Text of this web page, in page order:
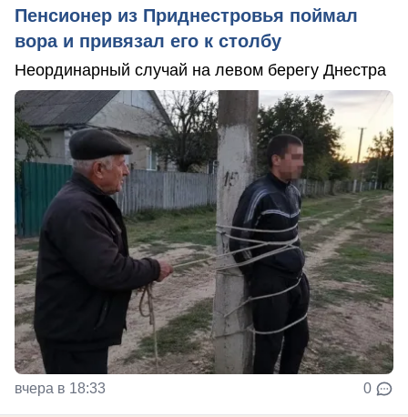
Пенсионер из Приднестровья поймал
вора и привязал его к столбу
Неординарный случай на левом берегу Днестра
вчера в 18:33 0